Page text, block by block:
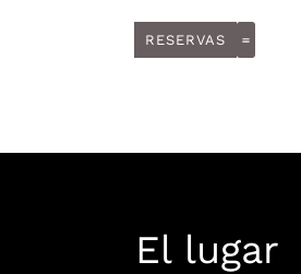
RESERVAS
El lugar